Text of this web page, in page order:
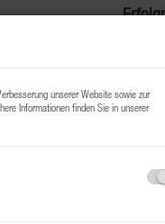
Zimmer
unserer Website sowie zur
Informationen finden Sie in unserer